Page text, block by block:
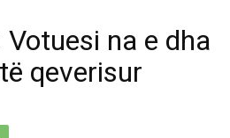
na e dha
qeverisur